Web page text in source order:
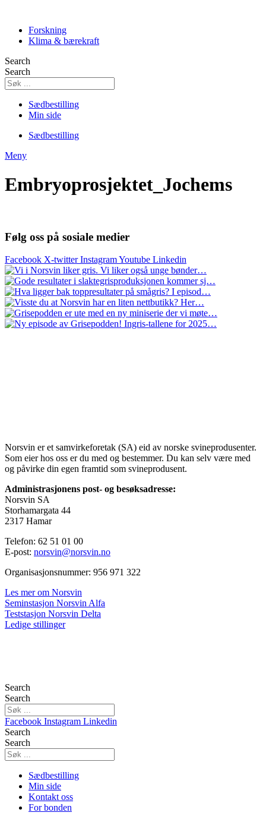
contentForskning
Klima & bærekraft
Search
Search
Sædbestilling
Min side
Sædbestilling
Meny
Embryoprosjektet_Jochems
Følg oss på sosiale medier
Facebook X-twitter InstagramYoutube Linkedin
Norsvin er et samvirkeforetak (SA) eid av norske svineprodusenter.
Som eier hos oss er du med og bestemmer. Du kan selv være med
og påvirke din egen framtid som svineprodusent.
Administrasjonens post- og besøksadresse:
Norsvin SA
Storhamargata 44
2317 Hamar
Telefon: 62 51 01 00
E-post: norsvin@norsvin.no
Organisasjonsnummer: 956 971 322
Les mer om Norsvin
Seminstasjon Norsvin Alfa
Teststasjon Norsvin Delta
Ledige stillinger
Search
Search
Facebook Instagram Linkedin
Search
Search
Sædbestilling
Min side
Kontakt oss
For bonden